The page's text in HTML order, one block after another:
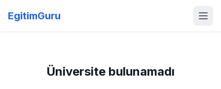
EgitimGuru
Üniversite bulunamadı